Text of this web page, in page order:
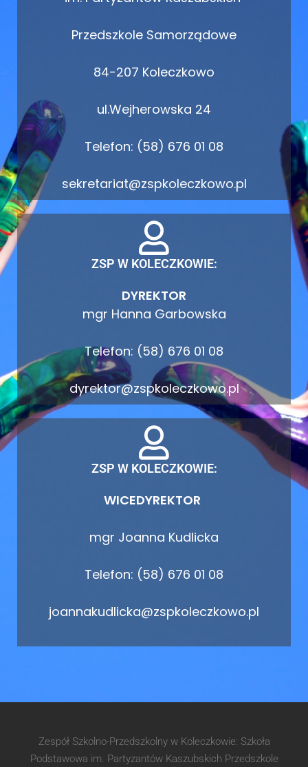
Przedszkole Samorządowe
84-207 Koleczkowo
ul.Wejherowska 24
Telefon: (58) 676 01 08
sekretariat@zspkoleczkowo.pl
ZSP W KOLECZKOWIE:
DYREKTOR
mgr Hanna Garbowska
Telefon: (58) 676 01 08
dyrektor@zspkoleczkowo.pl
ZSP W KOLECZKOWIE:
WICEDYREKTOR
mgr Joanna Kudlicka
Telefon: (58) 676 01 08
joannakudlicka@zspkoleczkowo.pl
Zespół Szkolno-Przedszkolny w Koleczkowie: Szkoła
Podstawowa im. Partyzantów Kaszubskich Przedszkole